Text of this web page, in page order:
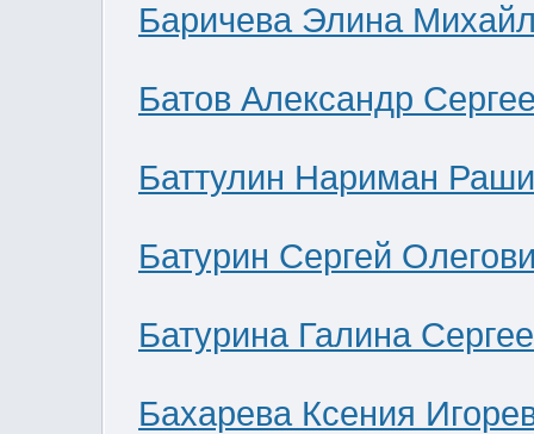
Баричева Элина
Батов Александр
Баттулин Нариман
Батурин Сергей
Батурина Галина
Бахарева Ксения